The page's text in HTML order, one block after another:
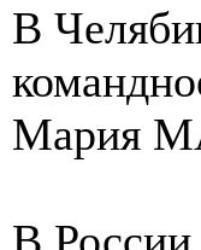
В
Мария